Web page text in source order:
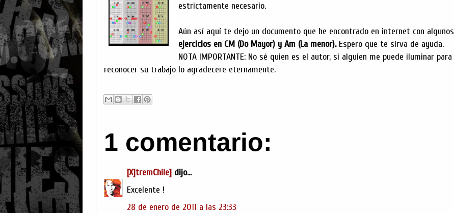
estrictamente necesario.
Aún así aquí te dejo un documento que he encontrado en internet con algunos
ejercicios en CM (Do Mayor) y Am (La menor).Espero que te sirva de ayuda.
NOTA IMPORTANTE: No sé quien es el autor, si alguien me puede iluminar para
reconocer su trabajo lo agradecere eternamente.
1 comentario:
[X]tremChile] dijo...
Excelente !
28 de enero de 2011 a las 23:33